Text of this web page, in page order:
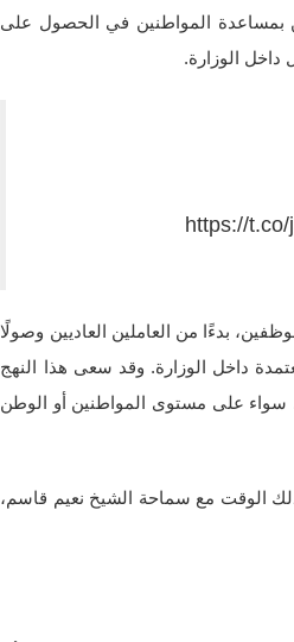
بمساعدة المواطنين في الحصول على
داخل الوزارة.
https://
بدءًا من العاملين العاديين وصولًا
داخل الوزارة. وقد سعى هذا النهج
سواء على مستوى المواطنين أو الوطن
الوقت مع سماحة الشيخ نعيم قاسم،